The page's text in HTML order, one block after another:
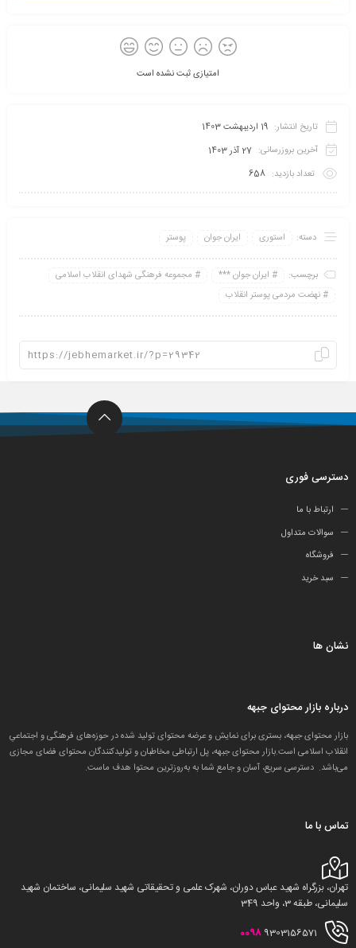
امتیازی ثبت نشده است
تاریخ انتشار: 19 اردیبهشت 1403
آخرین بروزرسانی: 27 آذر 1403
تعداد بازدید: 658
دسته: استوری ایران جوان پوستر
برچسب: ایران جوان ***
مجموعه فرهنگی شهدای انقلاب اسلامی
نهضت مردمی پوستر انقلاب
دسترسی فوری
ارتباط با ما
سوالات متداول
فروشگاه
سبد خرید
نشان ها
درباره بازار محتوای جبهه
بازار محتوای جبهه، بستری برای نمایش و عرضه محتوای تولید شده در حوزه‌های فرهنگی و اجتماعیِ
انقلاب اسلامی است.بازار محتوای جبهه، پل ارتباطی مخاطبان و تولید‌کنندگان محتوای فضای مجازی
می‌باشد. دسترسی سریع، آسان و جامع شما به به‌روزترین محتوا هدف ماست.
تماس با ما
تهران، بزرگراه شهید عباس دوران، شهرک علمی و تحقیقاتی شهید سلیمانی، ساختمان شهید
سلیمانی، طبقه 3، واحد 349
0098 9303156571